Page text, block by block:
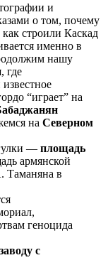
и
о том, почему
строили Каскад
именно в
нашу
, где
известное
“играет” на
на Северном
— площадь
армянской
Таманяна в
геноцида
с